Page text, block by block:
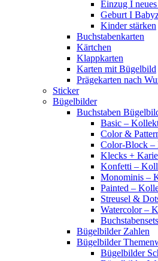
Einzug I
Geburt I
Kinder stärken
Buchstabenkarten
Kärtchen
Klappkarten
Karten mit Bügelbild
Prägekarten nach
Sticker
Bügelbilder
Buchstaben
Basic –
Color &
Color-Block –
Klecks +
Konfetti –
Monominis –
Painted –
Streusel &
Watercolor –
Buchstabensets
Bügelbilder Zahlen
Bügelbilder
Bügelbilder